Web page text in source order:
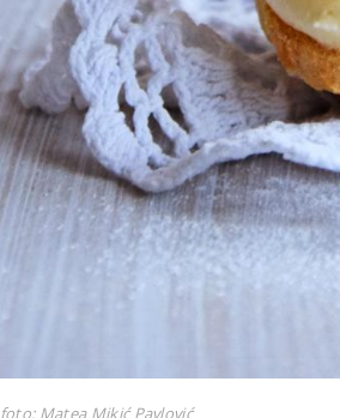
foto: Matea Mikić Pavlović